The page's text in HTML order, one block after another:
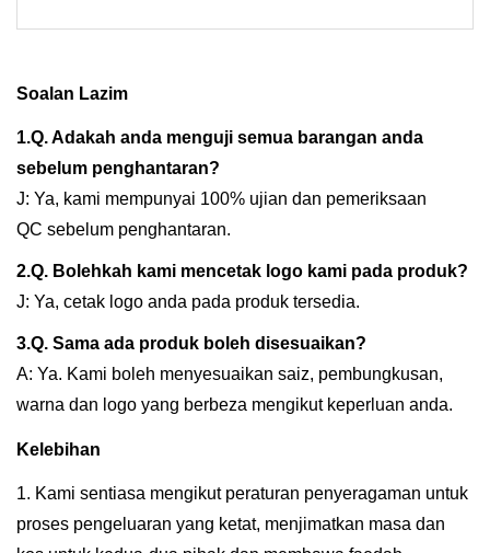
Soalan Lazim
1.Q. Adakah anda menguji semua barangan anda
sebelum penghantaran?
J: Ya, kami mempunyai 100% ujian dan pemeriksaan
QC sebelum penghantaran.
2.Q. Bolehkah kami mencetak logo kami pada produk?
J: Ya, cetak logo anda pada produk tersedia.
3.Q. Sama ada produk boleh disesuaikan?
A: Ya. Kami boleh menyesuaikan saiz, pembungkusan,
warna dan logo yang berbeza mengikut keperluan anda.
Kelebihan
1. Kami sentiasa mengikut peraturan penyeragaman untuk
proses pengeluaran yang ketat, menjimatkan masa dan